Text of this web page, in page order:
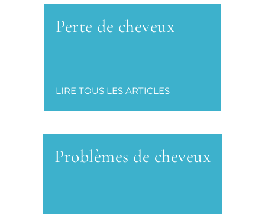
Perte de cheveux
LIRE TOUS LES ARTICLES
Problèmes de cheveux